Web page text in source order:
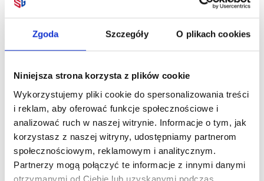
Zgoda Szczegóły O plikach cookies
Niniejsza strona korzysta z plików cookie
Wykorzystujemy pliki cookie do spersonalizowania treści
i reklam, aby oferować funkcje społecznościowe i
analizować ruch w naszej witrynie. Informacje o tym, jak
korzystasz z naszej witryny, udostępniamy partnerom
społecznościowym, reklamowym i analitycznym.
Partnerzy mogą połączyć te informacje z innymi danymi
otrzymanymi od Ciebie lub uzyskanymi podczas